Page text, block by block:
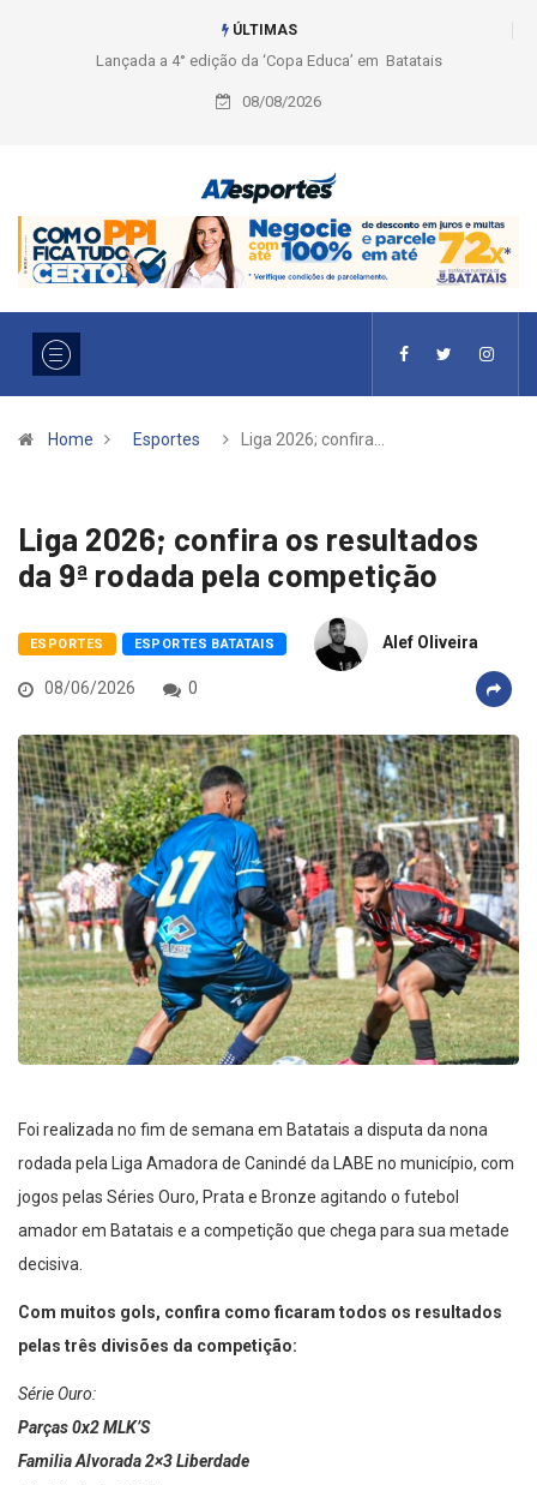
ÚLTIMAS
Liga 2026: Equipes rompem com a LABE na Série Ouro e entidade define
a 2° fase, times e formato
08/08/2026
Home Esportes Liga 2026; confira…
Liga 2026; confira os resultados
da 9ª rodada pela competição
ESPORTES ESPORTES BATATAIS Alef Oliveira
08/06/2026 0
Foi realizada no fim de semana em Batatais a disputa da nona
rodada pela Liga Amadora de Canindé da LABE no município, com
jogos pelas Séries Ouro, Prata e Bronze agitando o futebol
amador em Batatais e a competição que chega para sua metade
decisiva.
Com muitos gols, confira como ficaram todos os resultados
pelas três divisões da competição:
Série Ouro:
Parças 0x2 MLK’S
Familia Alvorada 2×3 Liberdade